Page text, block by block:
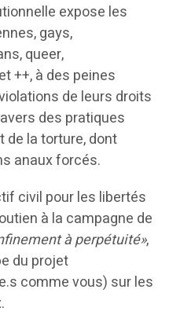
expose les
gays,
queer,
++, à des peines
de leurs droits
des pratiques
la torture, dont
anaux forcés.
civil pour les libertés
à la campagne de
à perpétuité»,
du projet
comme vous) sur les